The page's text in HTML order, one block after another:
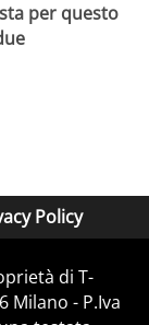
per questo
Policy
di T-
Milano - P.Iva